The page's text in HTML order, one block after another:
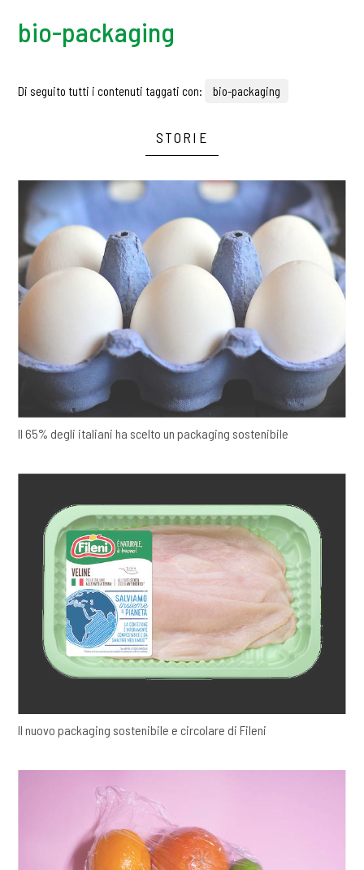
bio-packaging
Di seguito tutti i contenuti taggati con: bio-packaging
STORIE
Il 65% degli italiani ha scelto un packaging sostenibile
Il nuovo packaging sostenibile e circolare di Fileni